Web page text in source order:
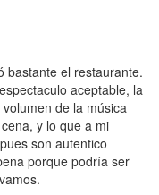
bastante el restaurante.
aceptable, la
de la música
y lo que a mi
son autentico
porque podría ser